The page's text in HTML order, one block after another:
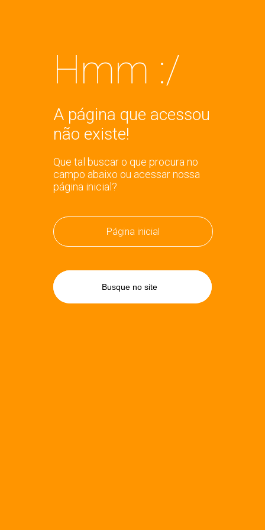
Hmm :/
A página que acessou
não existe!
Que tal buscar o que procura no
campo abaixo ou acessar nossa
página inicial?
Página inicial